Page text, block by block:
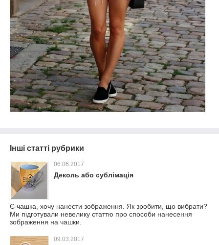
Інші статті рубрики
06.06.2017
Деколь або сублімація
Є чашка, хочу нанести зображення. Як зробити, що вибрати?
Ми підготували невелику статтю про способи нанесення
зображення на чашки.
09.03.2017